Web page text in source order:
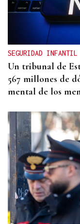
CANEDO
Un herido en la
entrada a las
SEGURIDAD INFANTIL
Un tribunal de
567 millones de
mental de los